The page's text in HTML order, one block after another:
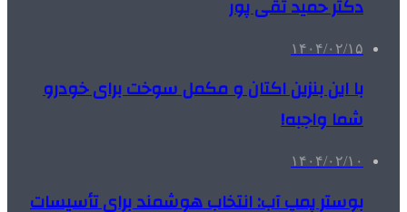
دکتر حمید تقی پور
۱۴۰۴/۰۲/۱۵
با این بنزین اکتان و مکمل سوخت برای خودرو
شما واجبه!
۱۴۰۴/۰۲/۱۰
بوستر پمپ آب: انتخاب هوشمند برای تأسیسات